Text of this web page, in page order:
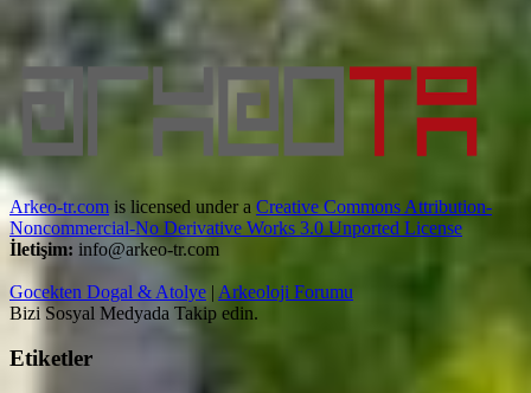
Arkeo-tr.com is licensed under a Creative Commons Attribution-
Noncommercial-No Derivative Works 3.0 Unported License
İletişim: info@arkeo-tr.com
Gocekten Dogal & Atolye | Arkeoloji Forumu
Bizi Sosyal Medyada Takip edin.
Etiketler